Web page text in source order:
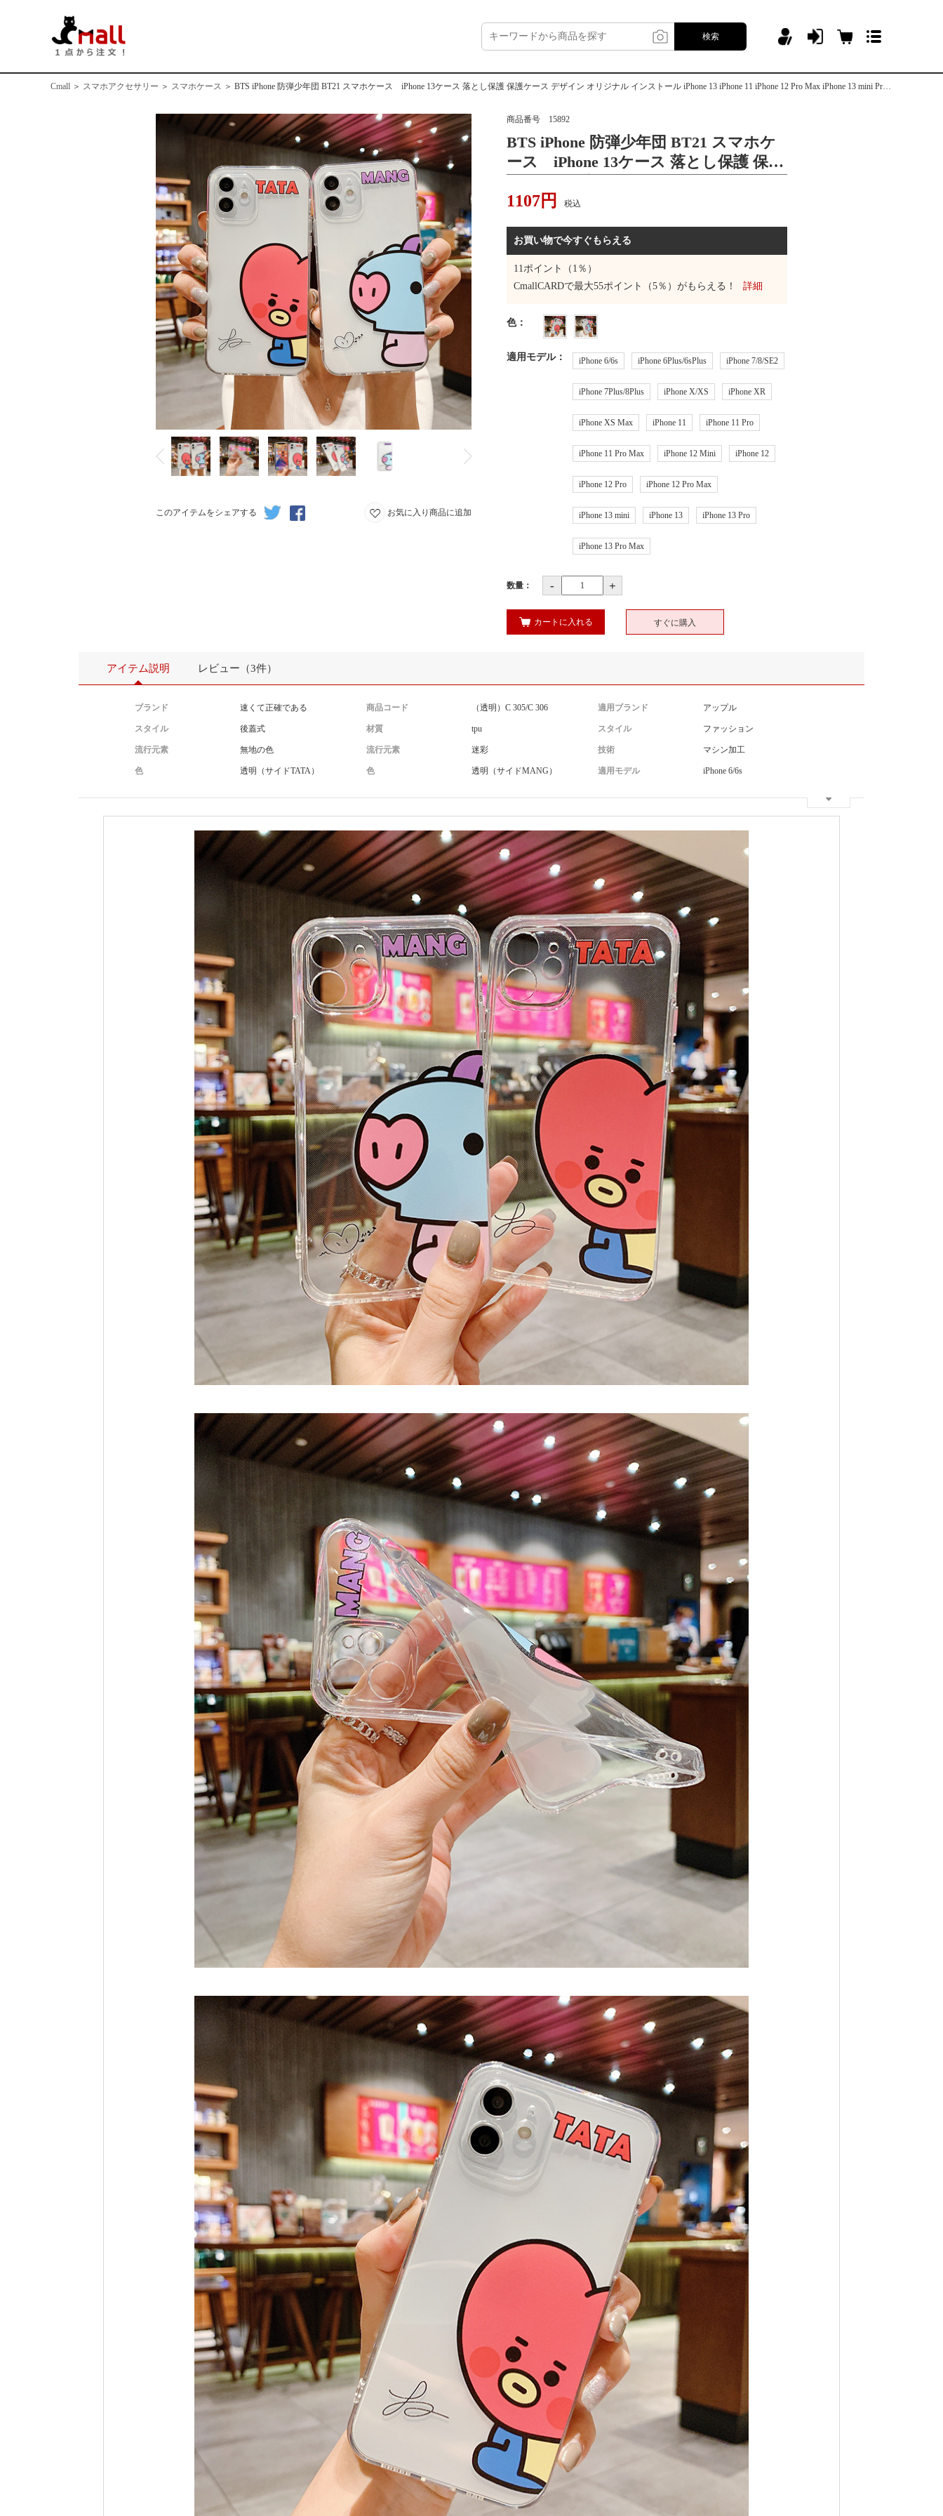
検索
Cmall ＞ スマホアクセサリー ＞ スマホケース ＞ BTS iPhone 防弾少年団 BT21 スマホケース iPhone 13ケース 落とし保護 保護ケース デザイン オリジナル インストール iPhone 13 iPhone 11 iPhone 12 Pro Max iPhone 13 mini Pro保護ケース パターン TPU クロスボディ・ストラップケース
このアイテムをシェアする お気に入り商品に追加
商品番号 15892
BTS iPhone 防弾少年団 BT21 スマホケ
ース iPhone 13ケース 落とし保護 保護
ール iPhone 13 iPhone 11 iPhone 12 Pro
ーン TPU クロスボディ・ストラップ
ケース
1107円 税込
お買い物で今すぐもらえる
11ポイント（1％）
CmallCARDで最大55ポイント（5％）がもらえる！ 詳細
色：
適用モデル： iPhone 6/6s iPhone 6Plus/6sPlus iPhone 7/8/SE2
iPhone 7Plus/8Plus iPhone X/XS iPhone XR
iPhone XS Max iPhone 11 iPhone 11 Pro
iPhone 11 Pro Max iPhone 12 Mini iPhone 12
iPhone 12 Pro iPhone 12 Pro Max
iPhone 13 mini iPhone 13 iPhone 13 Pro
iPhone 13 Pro Max
数量： - +
カートに入れる すぐに購入
アイテム説明 レビュー（3件）
ブランド 速くて正確である 商品コード （透明）C 305/C 306 適用ブランド アップル
スタイル 後蓋式 材質 tpu スタイル ファッション
流行元素 無地の色 流行元素 迷彩 技術 マシン加工
色 透明（サイドTATA） 色 透明（サイドMANG） 適用モデル iPhone 6/6s